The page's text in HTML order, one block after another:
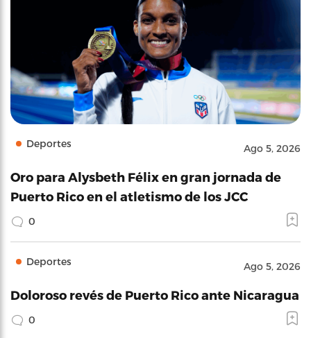
Deportes Ago 5, 2026
Oro para Alysbeth Félix en gran jornada de
Puerto Rico en el atletismo de los JCC
0
Deportes Ago 5, 2026
Doloroso revés de Puerto Rico ante Nicaragua
0